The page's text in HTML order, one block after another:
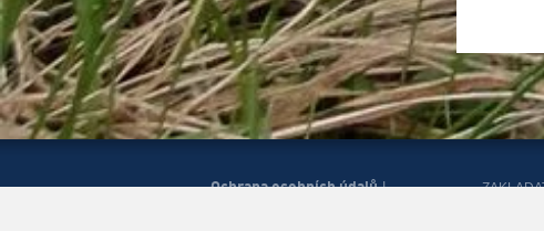
Ochrana osobních údajů|